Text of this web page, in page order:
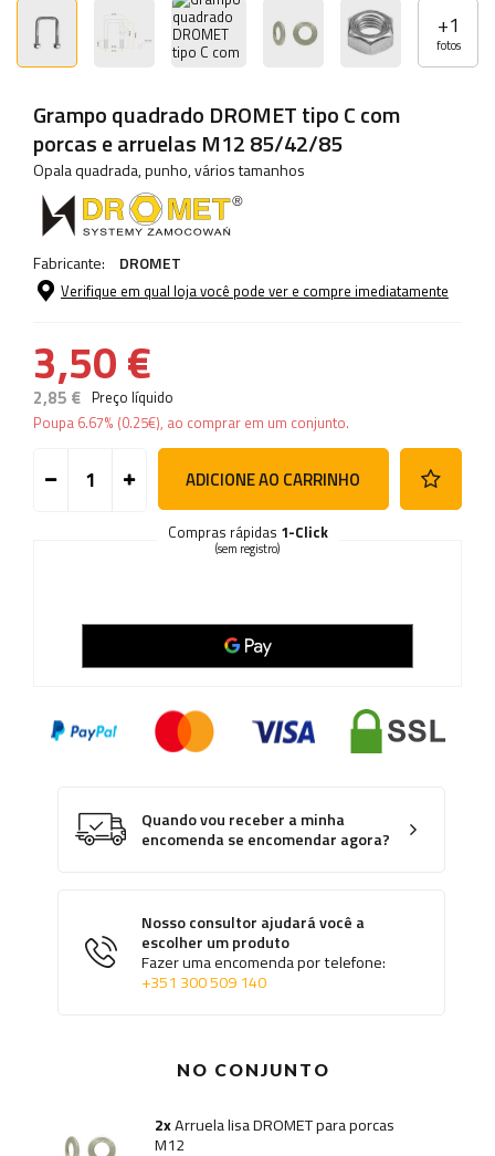
+1
fotos
Grampo quadrado DROMET tipo C com
porcas e arruelas M12 85/42/85
Opala quadrada, punho, vários tamanhos
Fabricante: DROMET
Verifique em qual loja você pode ver e compre imediatamente
3,50 €
2,85 € Preço líquido
Poupa 6.67% (0.25€), ao comprar em um conjunto.
ADICIONE AO CARRINHO
Compras rápidas 1-Click
(sem registro)
Quando vou receber a minha
encomenda se encomendar agora?
Nosso consultor ajudará você a
escolher um produto
Fazer uma encomenda por telefone:
+351 300 509 140
NO CONJUNTO
2xArruela lisa DROMET para porcas
M12